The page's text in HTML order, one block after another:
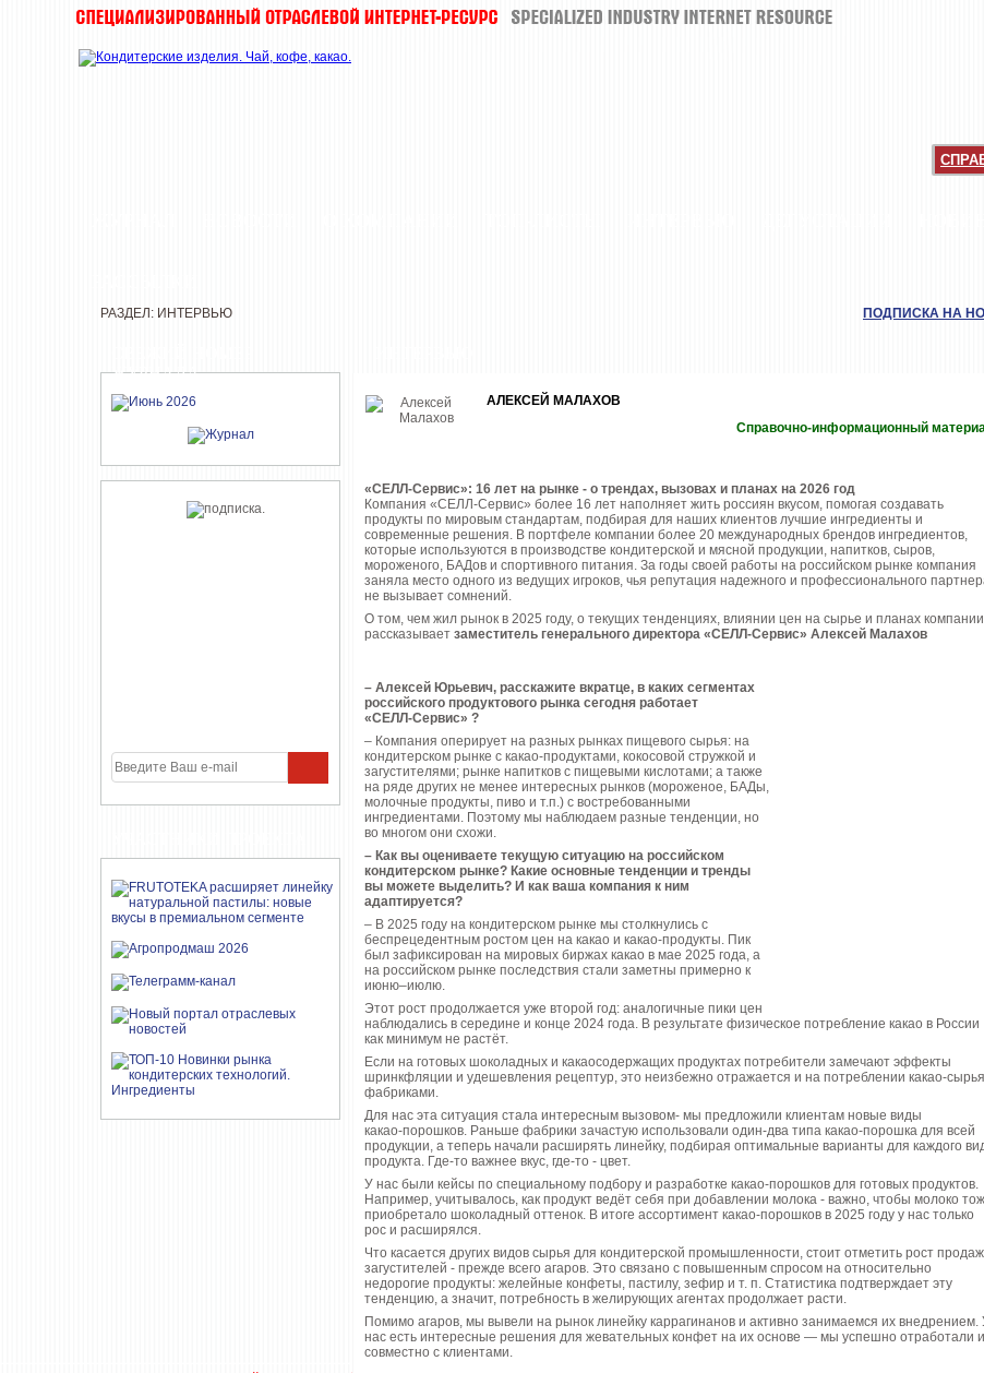
ЖУРНАЛА
РАЗДЕЛ: ИНТЕРВЬЮ ПОДПИСКА НА
АЛЕКСЕЙ МАЛАХОВ
Справочно-информационный
«СЕЛЛ‑Сервис»: 16 лет на рынке - о трендах, вызовах и планах на 2026 год
Компания «СЕЛЛ-Сервис» более 16 лет наполняет жить россиян вкусом, помогая создавать
продукты по мировым стандартам, подбирая для наших клиентов лучшие ингредиенты и
современные решения. В портфеле компании более 20 международных брендов ингредиентов,
которые используются в производстве кондитерской и мясной продукции, напитков, сыров,
мороженого, БАДов и спортивного питания. За годы своей работы на российском рынке компания
заняла место одного из ведущих игроков, чья репутация надежного и профессионального
не вызывает сомнений.
О том, чем жил рынок в 2025 году, о текущих тенденциях, влиянии цен на сырье и планах компании
рассказывает заместитель генерального директора «СЕЛЛ-Сервис» Алексей Малахов
– Алексей Юрьевич, расскажите вкратце, в каких сегментах
российского продуктового рынка сегодня работает
«СЕЛЛ-Сервис» ?
– Компания оперирует на разных рынках пищевого сырья: на
кондитерском рынке с ка­као-продуктами, кокосовой стружкой и
загусти­телями; рынке напитков с пищевыми кислотами; а также
на ряде других не менее интересных рын­ков (мороженое, БАДы,
молочные продукты, пиво и т.п.) с востребованными
ингредиентами. Поэтому мы наблюдаем разные тенденции, но
во многом они схожи.
– Как вы оцениваете текущую ситуа­цию на российском
кондитерском рынке? Какие основные тенденции и тренды
вы можете выделить? И как ваша компания к ним
адаптируется?
– В 2025 году на кондитерском рынке мы столкнулись с
беспрецедентным ростом цен на какао и какао‑продукты. Пик
был зафиксирован на мировых биржах какао в мае 2025 года, а
на российском рынке последствия стали заметны примерно к
июню–июлю.
Этот рост продолжается уже второй год: аналогичные пики цен
наблюдались в середине и конце 2024 года. В результате физическое потребление какао в России
как минимум не растёт.
Если на готовых шоколадных и какаосодержащих продуктах потребители замечают эффекты
шринкфляции и удешевления рецептур, это неизбежно отражается и на потре­блении какао‑сырья
фабриками.
Для нас эта ситуация стала интересным вызовом- мы предложили клиентам новые виды
какао‑порошков. Раньше фабрики зачастую использовали один‑два типа какао‑по­рошка для всей
продукции, а теперь начали расширять линейку, подбирая оптимальные варианты для каждого
продукта. Где‑то важнее вкус, где‑то - цвет.
У нас были кейсы по специальному подбору и разработке какао‑порошков для готовых продуктов.
Например, учитывалось, как продукт ведёт себя при добавлении молока - важно, чтобы молоко
приобретало шоколадный оттенок. В итоге ассортимент какао‑порош­ков в 2025 году у нас только
рос и расширялся.
Что касается других видов сырья для кондитерской промышленности, стоит отметить рост продаж
загустителей - прежде всего агаров. Это связано с повышенным спросом на от­носительно
недорогие продукты: желейные конфеты, пастилу, зефир и т. п. Статистика под­тверждает эту
тенденцию, а значит, потребность в желирующих агентах продолжает расти.
Помимо агаров, мы вывели на рынок линейку каррагинанов и активно занимаемся их внедрением.
нас есть интересные решения для жевательных конфет на их основе — мы успешно отработали
совместно с клиентами.